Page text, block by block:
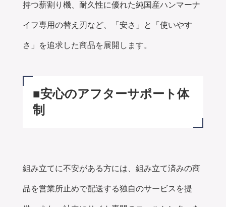
持つ薪割り機、耐久性に優れた純国産ハンマーナ
イフ専用の替え刃など、「安さ」と「使いやす
さ」を追求した商品を展開します。
■安心のアフターサポート体
制
組み立てに不安がある方には、組み立て済みの商
品を営業所止めで配送する独自のサービスを提